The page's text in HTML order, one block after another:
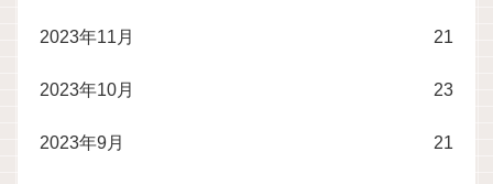
2023年11月 21
2023年10月 23
2023年9月 21